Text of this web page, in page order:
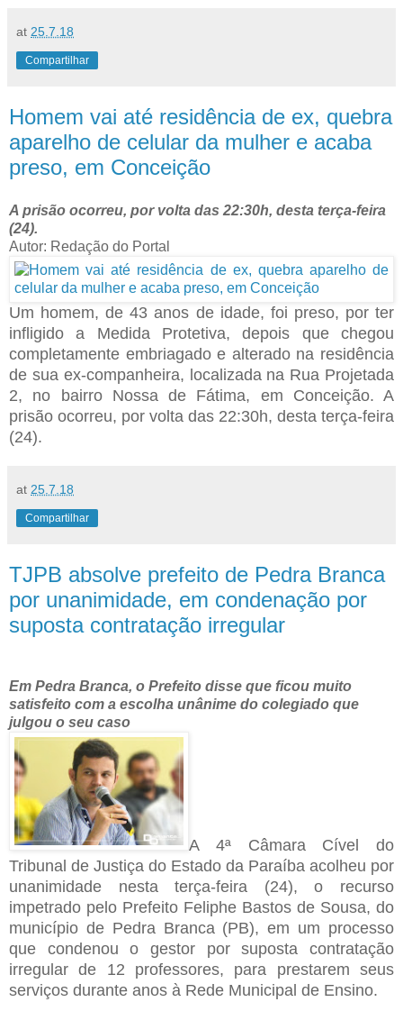
at 25.7.18
Compartilhar
Homem vai até residência de ex, quebra
aparelho de celular da mulher e acaba
preso, em Conceição
A prisão ocorreu, por volta das 22:30h, desta terça-feira
(24).
Autor: Redação do Portal
Um homem, de 43 anos de idade, foi preso, por ter
infligido a Medida Protetiva, depois que chegou
completamente embriagado e alterado na residência
de sua ex-companheira, localizada na Rua Projetada
2, no bairro Nossa de Fátima, em Conceição. A
prisão ocorreu, por volta das 22:30h, desta terça-feira
(24).
at 25.7.18
Compartilhar
TJPB absolve prefeito de Pedra Branca
por unanimidade, em condenação por
suposta contratação irregular
Em Pedra Branca, o Prefeito disse que ficou muito
satisfeito com a escolha unânime do colegiado que
julgou o seu caso
A 4ª Câmara Cível do
Tribunal de Justiça do Estado da Paraíba acolheu por
unanimidade nesta terça-feira (24), o recurso
impetrado pelo Prefeito Feliphe Bastos de Sousa, do
município de Pedra Branca (PB), em um processo
que condenou o gestor por suposta contratação
irregular de 12 professores, para prestarem seus
serviços durante anos à Rede Municipal de Ensino.